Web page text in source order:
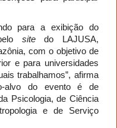
para a exibição do
sitedo LAJUSA,
com o objetivo de
e para universidades
trabalhamos”, afirma
alvo do evento é de
Psicologia, de Ciência
e de Serviço